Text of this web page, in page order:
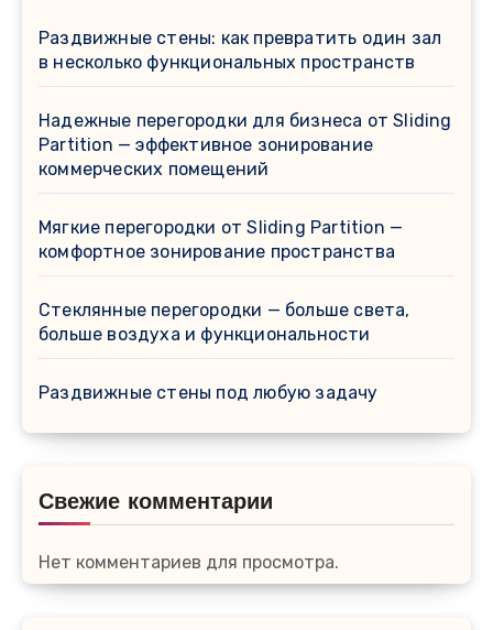
Раздвижные стены: как превратить один зал
в несколько функциональных пространств
Надежные перегородки для бизнеса от Sliding
Partition — эффективное зонирование
коммерческих помещений
Мягкие перегородки от Sliding Partition —
комфортное зонирование пространства
Стеклянные перегородки — больше света,
больше воздуха и функциональности
Раздвижные стены под любую задачу
Свежие комментарии
Нет комментариев для просмотра.